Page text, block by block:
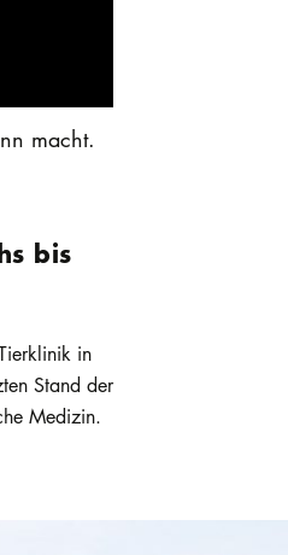
macht.
bis
in
Stand der
Medizin.